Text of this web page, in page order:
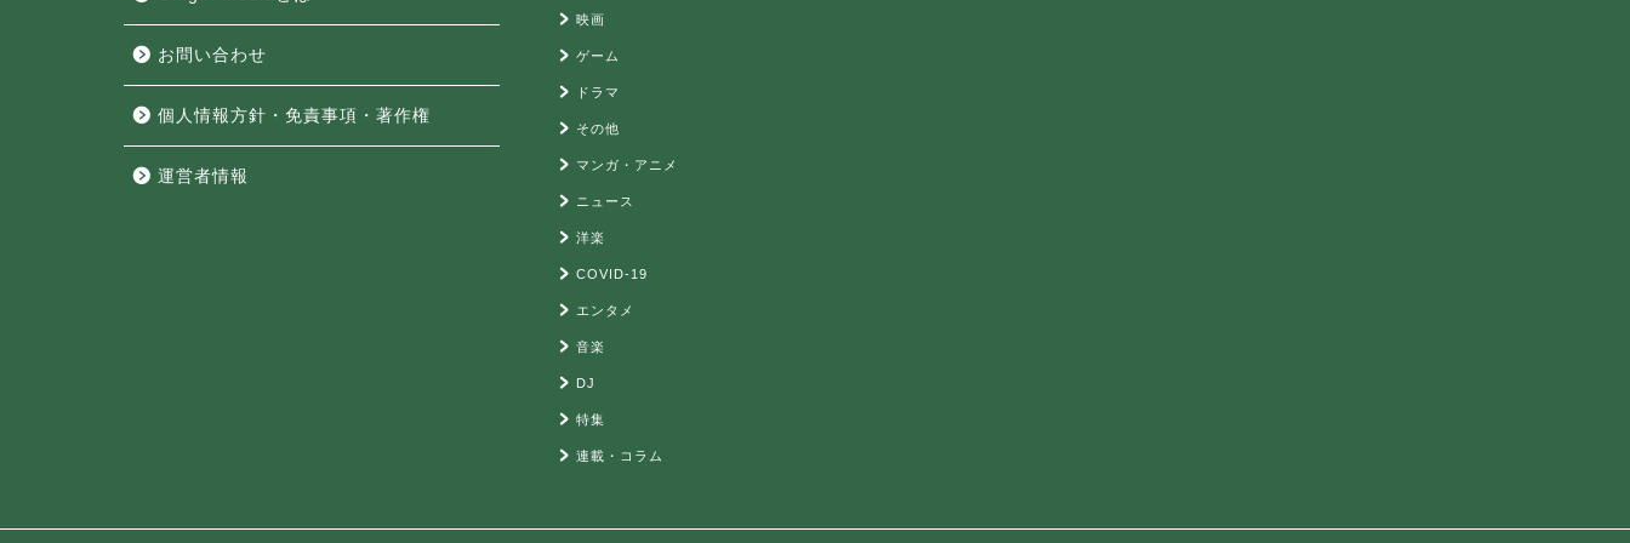
お問い合わせ
個人情報方針・免責事項・著作権
運営者情報
映画
ゲーム
ドラマ
その他
マンガ・アニメ
ニュース
洋楽
COVID-19
エンタメ
音楽
DJ
特集
連載・コラム